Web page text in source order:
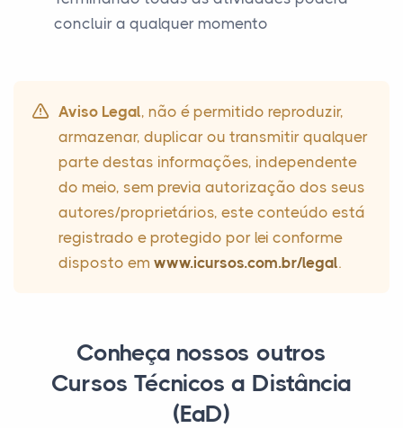
concluir a qualquer momento
Aviso Legal, não é permitido reproduzir,
armazenar, duplicar ou transmitir qualquer
parte destas informações, independente
do meio, sem previa autorização dos seus
autores/proprietários, este conteúdo está
registrado e protegido por lei conforme
disposto em www.icursos.com.br/legal.
Conheça nossos outros
Cursos Técnicos a Distância
(EaD)